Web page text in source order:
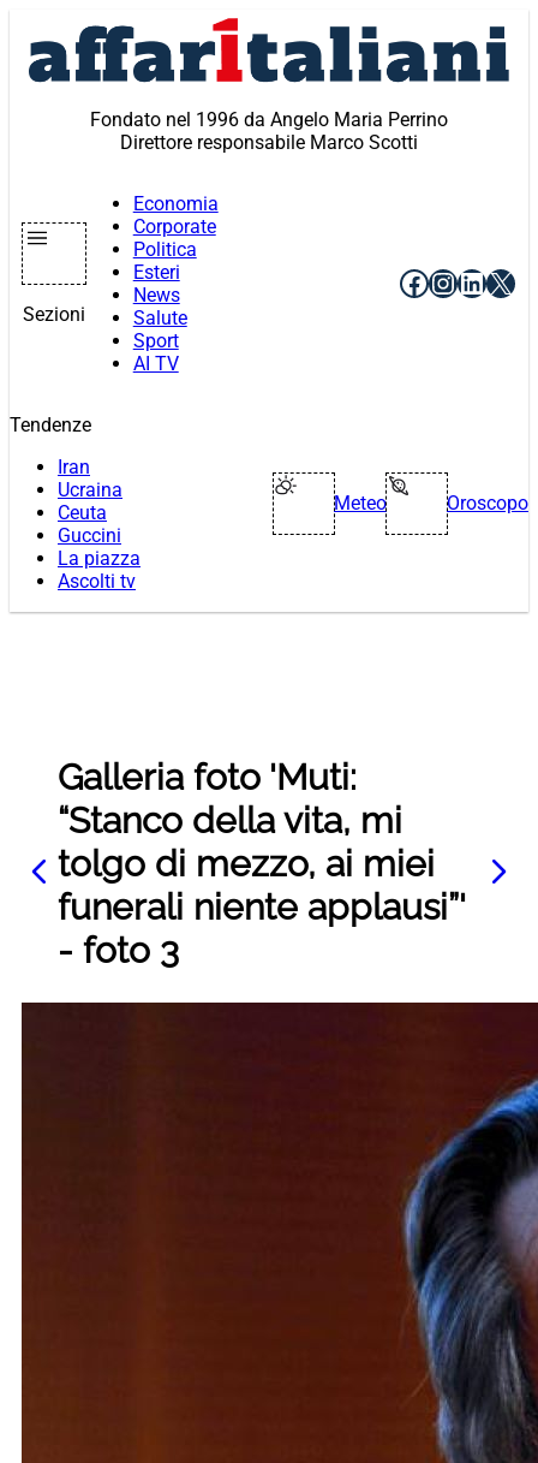
contenuto
Fondato nel 1996 da Angelo Maria Perrino
Direttore responsabile Marco Scotti
Sezioni
Economia
Corporate
Politica
Esteri
News
Salute
Sport
AI TV
Facebook
X
Tendenze
Iran
Ucraina
Ceuta
Guccini
La piazza
Ascolti tv
Meteo Oroscopo
Galleria foto 'Muti:
“Stanco della vita, mi
tolgo di mezzo, ai miei
funerali niente applausi”'
- foto 3